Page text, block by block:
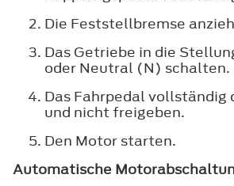
Die Feststellbremse
Das Getriebe in die
oder Neutral (N) schalten.
Das Fahrpedal vollständig
und nicht freigeben.
Den Motor starten.
Automatische